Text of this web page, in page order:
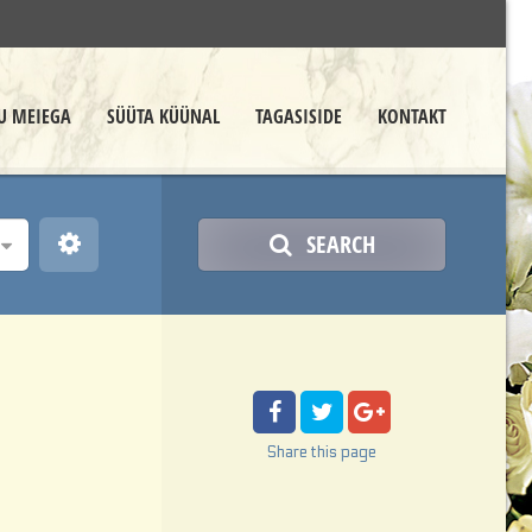
MEIEGA SÜÜTA KÜÜNAL TAGASISIDE KONTAKT
SEARCH
Share this page